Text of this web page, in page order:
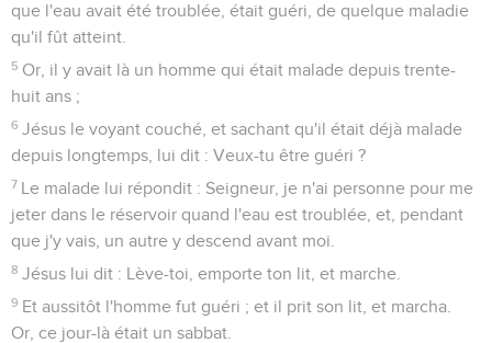
que l'eau avait été troublée, était guéri, de quelque maladie
qu'il fût atteint.
5 Or, il y avait là un homme qui était malade depuis trente-
huit ans ;
6 Jésus le voyant couché, et sachant qu'il était déjà malade
depuis longtemps, lui dit : Veux-tu être guéri ?
7 Le malade lui répondit : Seigneur, je n'ai personne pour me
jeter dans le réservoir quand l'eau est troublée, et, pendant
que j'y vais, un autre y descend avant moi.
8 Jésus lui dit : Lève-toi, emporte ton lit, et marche.
9 Et aussitôt l'homme fut guéri ; et il prit son lit, et marcha.
Or, ce jour-là était un sabbat.